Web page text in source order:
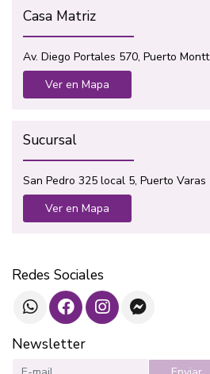
Casa Matriz
Av. Diego Portales 570, Puerto Montt
Ver en Mapa
Sucursal
San Pedro 325 local 5, Puerto Varas
Ver en Mapa
Redes Sociales
Newsletter